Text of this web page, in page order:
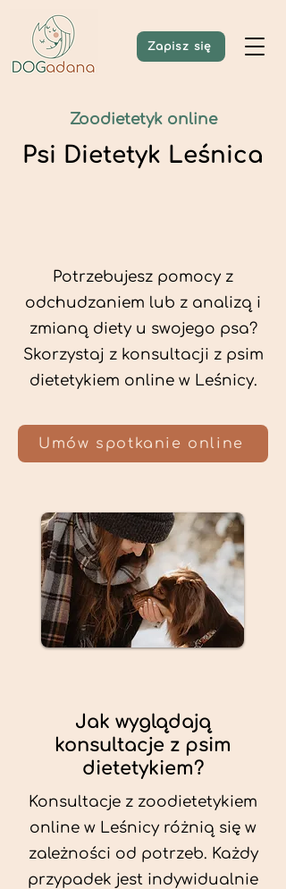
Zapisz się
Zoodietetyk online
Psi Dietetyk Leśnica
Potrzebujesz pomocy z
odchudzaniem lub z analizą i
zmianą diety u swojego psa?
Skorzystaj z konsultacji z psim
dietetykiem online w Leśnicy.
Umów spotkanie online
Jak wyglądają
konsultacje z psim
dietetykiem?
Konsultacje z zoodietetykiem
online w Leśnicy różnią się w
zależności od potrzeb. Każdy
przypadek jest indywidualnie